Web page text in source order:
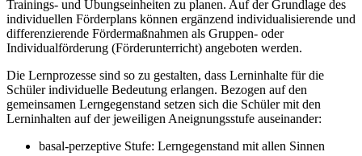
Trainings- und Übungseinheiten zu planen. Auf der Grundlage des
individuellen Förderplans können ergänzend individualisierende und
differenzierende Fördermaßnahmen als Gruppen- oder
Individualförderung (Förderunterricht) angeboten werden.
Die Lernprozesse sind so zu gestalten, dass Lerninhalte für die
Schüler individuelle Bedeutung erlangen. Bezogen auf den
gemeinsamen Lerngegenstand setzen sich die Schüler mit den
Lerninhalten auf der jeweiligen Aneignungsstufe auseinander:
basal-perzeptive Stufe: Lerngegenstand mit allen Sinnen